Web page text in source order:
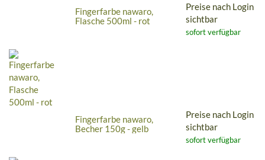
Fingerfarbe nawaro,
Flasche 500ml - rot
Preise nach Login
sichtbar
sofort verfügbar
Fingerfarbe nawaro,
Becher 150g - gelb
Preise nach Login
sichtbar
sofort verfügbar